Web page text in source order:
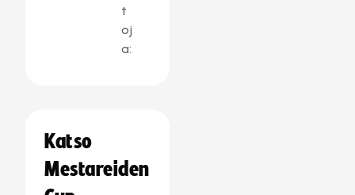
t
oj
a:
Katso
Mestareiden